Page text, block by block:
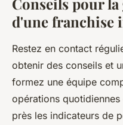
d'une franchise
Restez en contact
obtenir des conseils et
formez une équipe
opérations
près les indicateurs de